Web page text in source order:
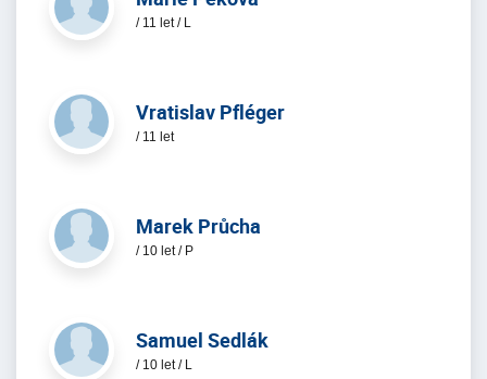
/ 11 let / L
Vratislav Pfléger
/ 11 let
Marek Průcha
/ 10 let / P
Samuel Sedlák
/ 10 let / L